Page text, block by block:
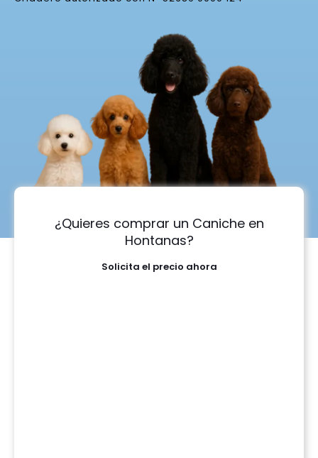
¿Quieres comprar un Caniche en
Hontanas?
Solicita el precio ahora